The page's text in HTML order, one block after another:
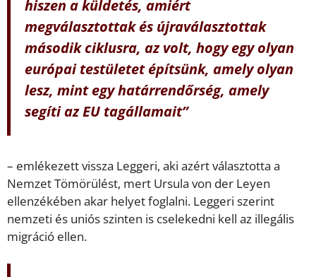
hiszen a küldetés, amiért
megválasztottak és újraválasztottak
második ciklusra, az volt, hogy egy olyan
európai testületet építsünk, amely olyan
lesz, mint egy határrendőrség, amely
segíti az EU tagállamait”
– emlékezett vissza Leggeri, aki azért választotta a
Nemzet Tömörülést, mert Ursula von der Leyen
ellenzékében akar helyet foglalni. Leggeri szerint
nemzeti és uniós szinten is cselekedni kell az illegális
migráció ellen.